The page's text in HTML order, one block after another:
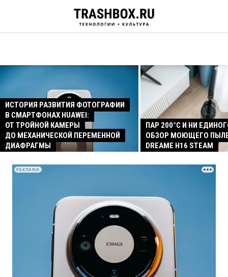
ИСТОРИЯ РАЗВИТИЯ ФОТОГРАФИИ
В СМАРТФОНАХ HUAWEI:
ОТ ТРОЙНОЙ КАМЕРЫ
ДО МЕХАНИЧЕСКОЙ ПЕРЕМЕННОЙ
ДИАФРАГМЫ
ПАР 200°C И НИ
ОБЗОР МОЮЩЕГО
DREAME H16 STEAM
РЕКЛАМА